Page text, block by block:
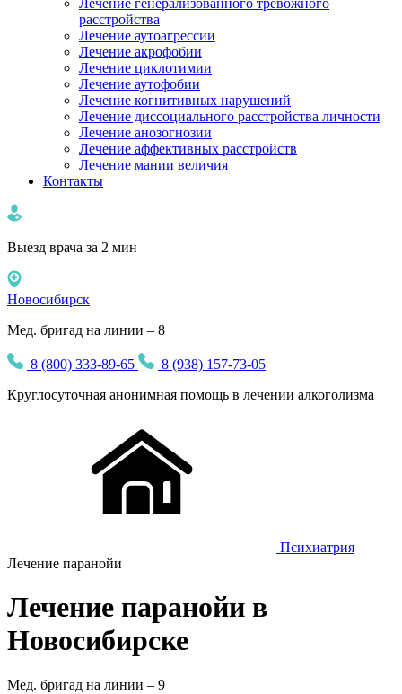
Лечение генерализованного тревожного
расстройства
Лечение аутоагрессии
Лечение акрофобии
Лечение циклотимии
Лечение аутофобии
Лечение когнитивных нарушений
Лечение диссоциального расстройства личности
Лечение анозогнозии
Лечение аффективных расстройств
Лечение мании величия
Контакты
Выезд врача за 2 мин
Новосибирск
Мед. бригад на линии – 8
8 (800) 333-89-65
8 (938) 157-73-05
Круглосуточная анонимная помощь в лечении алкоголизма
Психиатрия
Лечение паранойи
Лечение паранойи в
Новосибирске
Мед. бригад на линии – 9